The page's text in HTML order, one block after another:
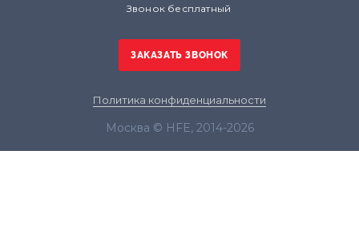
Звонок бесплатный
Политика конфиденциальности
Москва © HFE, 2014-2026